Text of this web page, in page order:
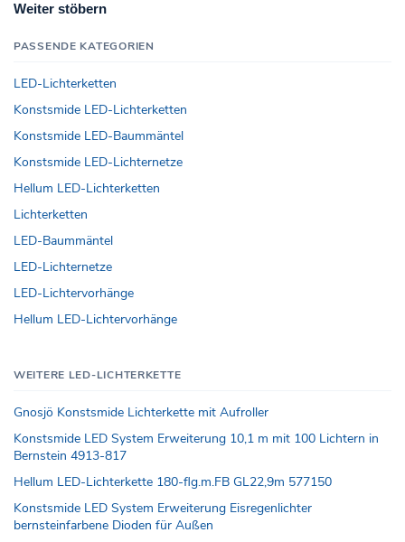
Weiter stöbern
PASSENDE KATEGORIEN
LED-Lichterketten
Konstsmide LED-Lichterketten
Konstsmide LED-Baummäntel
Konstsmide LED-Lichternetze
Hellum LED-Lichterketten
Lichterketten
LED-Baummäntel
LED-Lichternetze
LED-Lichtervorhänge
Hellum LED-Lichtervorhänge
WEITERE LED-LICHTERKETTE
Gnosjö Konstsmide Lichterkette mit Aufroller
Konstsmide LED System Erweiterung 10,1 m mit 100 Lichtern in
Bernstein 4913-817
Hellum LED-Lichterkette 180-flg.m.FB GL22,9m 577150
Konstsmide LED System Erweiterung Eisregenlichter
bernsteinfarbene Dioden für Außen